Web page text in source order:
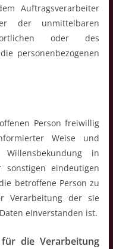
Auftragsverarbeiter
der unmittelbaren
oder des
personenbezogenen
Person freiwillig
Weise und
Willensbekundung in
eindeutigen
betroffene Person zu
Verarbeitung der sie
einverstanden ist.
die Verarbeitung